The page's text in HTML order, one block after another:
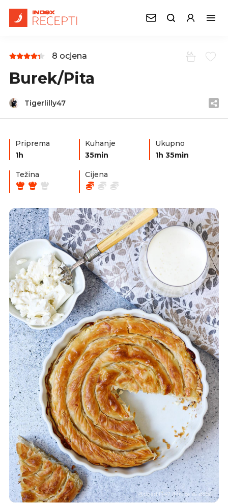
8 ocjena
Burek/Pita
Tigerlilly47
Priprema
1h
Kuhanje
35min
Ukupno
1h 35min
Težina Cijena
@tigerlilly47 (Mrvice sa stola)